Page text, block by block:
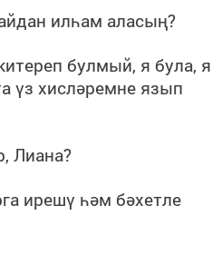
илһам аласың?
булмый, я була, я
үз хисләремне язып
Лиана?
ирешү һәм бәхетле